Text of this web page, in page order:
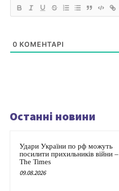
0 КОМЕНТАРІ
Останні новини
Удари України по рф можуть
посилити прихильників війни –
The Times
09.08.2026